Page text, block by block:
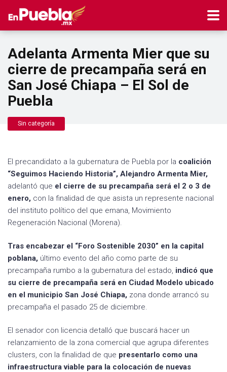
Adelanta Armenta Mier que su
cierre de precampaña será en
San José Chiapa – El Sol de
Puebla
Sin categoría
El precandidato a la gubernatura de Puebla por la coalición
“Seguimos Haciendo Historia”, Alejandro Armenta Mier,
adelantó que el cierre de su precampaña será el 2 o 3 de
enero, con la finalidad de que asista un represente nacional
del instituto político del que emana, Movimiento
Regeneración Nacional (Morena).
Tras encabezar el “Foro Sostenible 2030” en la capital
poblana, último evento del año como parte de su
precampaña rumbo a la gubernatura del estado, indicó que
su cierre de precampaña será en Ciudad Modelo ubicado
en el municipio San José Chiapa, zona donde arrancó su
precampaña el pasado 25 de diciembre.
El senador con licencia detalló que buscará hacer un
relanzamiento de la zona comercial que agrupa diferentes
clusters, con la finalidad de que presentarlo como una
infraestructura viable para la colocación de nuevas